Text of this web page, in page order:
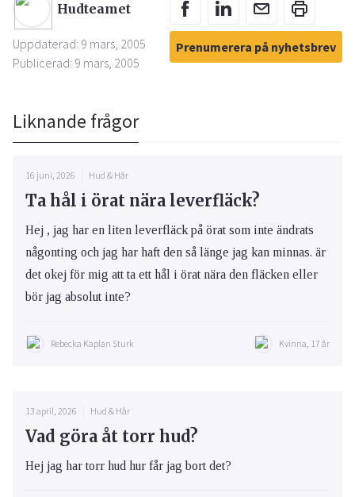
Hudteamet
Uppdaterad: 9 mars, 2005
Publicerad: 9 mars, 2005
Prenumerera på nyhetsbrev
Liknande frågor
16 juni, 2026 Hud & Hår
Ta hål i örat nära leverfläck?
Hej , jag har en liten leverfläck på örat som inte ändrats
någonting och jag har haft den så länge jag kan minnas. är
det okej för mig att ta ett hål i örat nära den fläcken eller
bör jag absolut inte?
Rebecka Kaplan Sturk Kvinna, 17 år
13 april, 2026 Hud & Hår
Vad göra åt torr hud?
Hej jag har torr hud hur får jag bort det?